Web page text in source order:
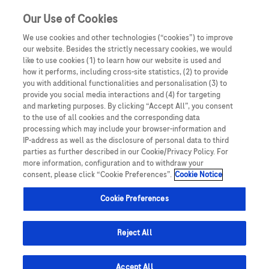
Oświadczam, że jestem lekarzem medycyny, farmaceutą
lub osobą prowadzącą obrót produktami leczniczymi.
Podmiotem odpowiedzialnym za treści zamieszczone na
portalu internetowym dlalekarzy.roche.pl jest spółka
Roche Polska Sp. z o.o. z siedzibą w Warszawie, ul.
Domaniewska 28, 02-672, KRS: 0000118292. UWAGA!
Portal ten zawiera treści będące reklamą produktów
leczniczych wydawanych jedynie na podstawie recepty w
rozumieniu ustawy z dnia 6 września 2001 roku Prawo
farmaceutyczne (t. jedn.: Dz.U. 2008, Nr 45, poz 271 z późn.
zm.) („Prawo farmaceutyczne”). Zasoby portalu
internetowego dlalekarzy.roche.pl są dostępne jedynie
dla osób uprawnionych do wystawiania recept lub osób
Klauzula informacyjna
Administratorem Pani/Pana danych osobowych
przetwarzanych w związku z korzystaniem z portalu jest
Roche Polska Sp. z o.o. z siedzibą w Warszawie (02-
672) przy ul. Domaniewskiej 28, wpisana do rejestru
przedsiębiorców Krajowego Rejestru Sądowego
prowadzonego przez Sąd Rejonowy dla m. st. Warszawy
w Warszawie, XIII Wydział Gospodarczy Krajowego
Rejestru Sądowego pod numerem KRS: 0000118292
Our Use of Cookies
We use cookies and other technologies (“cookies”) to improve
our website. Besides the strictly necessary cookies, we would
like to use cookies (1) to learn how our website is used and
how it performs, including cross-site statistics, (2) to provide
you with additional functionalities and personalisation (3) to
provide you social media interactions and (4) for targeting
and marketing purposes. By clicking “Accept All”, you consent
to the use of all cookies and the corresponding data
processing which may include your browser-information and
IP-address as well as the disclosure of personal data to third
parties as further described in our Cookie/Privacy Policy. For
more information, configuration and to withdraw your
consent, please click “Cookie Preferences”. Cookie Notice
Cookie Preferences
Reject All